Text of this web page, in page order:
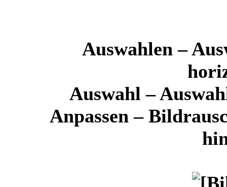
Auswahlen –
Auswahl –
Anpassen –